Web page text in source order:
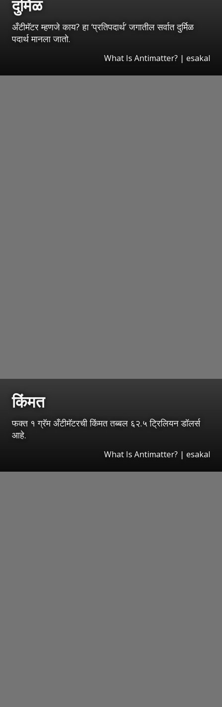
दुर्मिळ
अँटीमॅटर म्हणजे काय? हा ‘प्रतिपदार्थ’ जगातील सर्वात दुर्मिळ
पदार्थ मानला जातो.
What Is Antimatter? | esakal
किंमत
फक्त १ ग्रॅम अँटीमॅटरची किंमत तब्बल ६२.५ ट्रिलियन डॉलर्स
आहे.
What Is Antimatter? | esakal